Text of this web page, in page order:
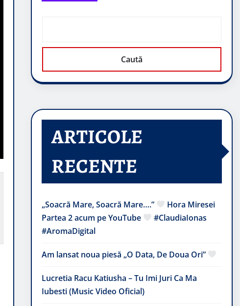
Caută
ARTICOLE
RECENTE
„Soacră Mare, Soacră Mare….”
Hora Miresei
Partea 2 acum pe YouTube
#ClaudiaIonas
#AromaDigital
Am lansat noua piesă „O Data, De Doua Ori”
Lucretia Racu Katiusha – Tu Imi Juri Ca Ma
Iubesti (Music Video Oficial)